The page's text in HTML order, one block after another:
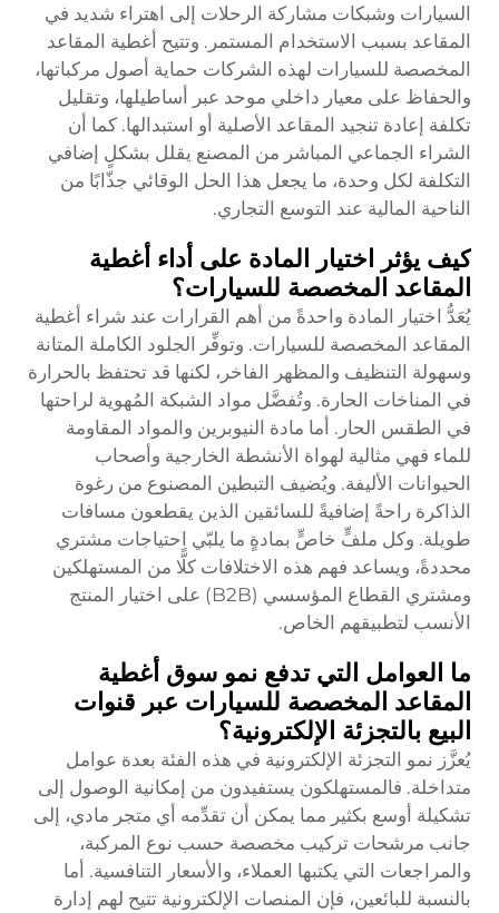
السيارات وشبكات مشاركة الرحلات إلى اهتراء شديد في
المقاعد بسبب الاستخدام المستمر. وتتيح أغطية المقاعد
المخصصة للسيارات لهذه الشركات حماية أصول مركباتها،
والحفاظ على معيار داخلي موحد عبر أساطيلها، وتقليل
تكلفة إعادة تنجيد المقاعد الأصلية أو استبدالها. كما أن
الشراء الجماعي المباشر من المصنع يقلل بشكلٍ إضافي
التكلفة لكل وحدة، ما يجعل هذا الحل الوقائي جذّابًا من
الناحية المالية عند التوسع التجاري.
كيف يؤثر اختيار المادة على أداء أغطية
المقاعد المخصصة للسيارات؟
يُعَدُّ اختيار المادة واحدةً من أهم القرارات عند شراء أغطية
المقاعد المخصصة للسيارات. وتوفِّر الجلود الكاملة المتانة
وسهولة التنظيف والمظهر الفاخر، لكنها قد تحتفظ بالحرارة
في المناخات الحارة. وتُفضَّل مواد الشبكة المُهوية لراحتها
في الطقس الحار. أما مادة النيوبرين والمواد المقاومة
للماء فهي مثالية لهواة الأنشطة الخارجية وأصحاب
الحيوانات الأليفة. ويُضيف التبطين المصنوع من رغوة
الذاكرة راحةً إضافيةً للسائقين الذين يقطعون مسافات
طويلة. وكل ملفٍّ خاصٍّ بمادةٍ ما يلبّي احتياجات مشتري
محددةً، ويساعد فهم هذه الاختلافات كلًّا من المستهلكين
ومشتري القطاع المؤسسي (B2B) على اختيار المنتج
الأنسب لتطبيقهم الخاص.
ما العوامل التي تدفع نمو سوق أغطية
المقاعد المخصصة للسيارات عبر قنوات
البيع بالتجزئة الإلكترونية؟
يُعزَّز نمو التجزئة الإلكترونية في هذه الفئة بعدة عوامل
متداخلة. فالمستهلكون يستفيدون من إمكانية الوصول إلى
تشكيلة أوسع بكثير مما يمكن أن تقدِّمه أي متجر مادي، إلى
جانب مرشحات تركيب مخصصة حسب نوع المركبة،
والمراجعات التي يكتبها العملاء، والأسعار التنافسية. أما
بالنسبة للبائعين، فإن المنصات الإلكترونية تتيح لهم إدارة